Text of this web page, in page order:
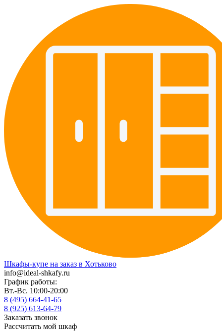
Шкафы-купе на заказ в Хотьково
info@ideal-shkafy.ru
График работы:
Вт.-Вс. 10:00-20:00
8 (495) 664-41-65
8 (925) 613-64-79
Заказать звонок
Рассчитать мой шкаф